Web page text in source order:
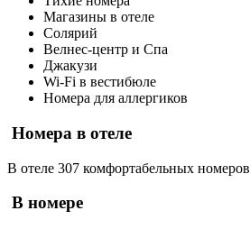
Магазины в отеле
Солярий
Велнес-центр и Спа
Джакузи
Wi-Fi в вестибюле
Номера для аллергиков
Номера в отеле
В отеле 307 комфортабельных номеров
В номере